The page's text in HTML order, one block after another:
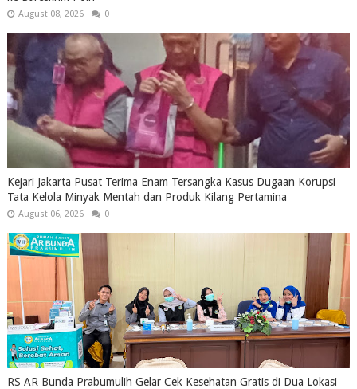
August 08, 2026 0
Kejari Jakarta Pusat Terima Enam Tersangka Kasus Dugaan Korupsi
Tata Kelola Minyak Mentah dan Produk Kilang Pertamina
August 06, 2026 0
RS AR Bunda Prabumulih Gelar Cek Kesehatan Gratis di Dua Lokasi